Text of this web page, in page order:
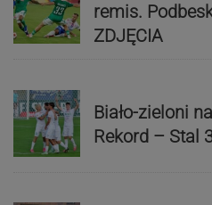
remis.
ZDJĘCIA
Biało-zieloni
Rekord – Stal